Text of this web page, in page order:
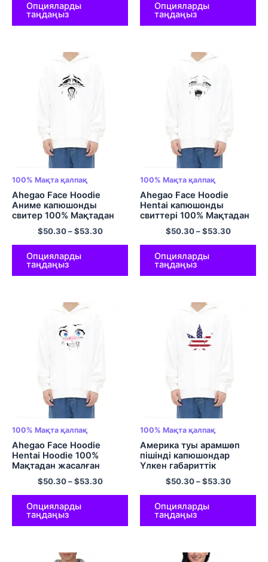
Опцияларды
таңдаңыз
Опцияларды
таңдаңыз
100% Мақта қалпақ
Ahegao Face Hoodie
Аниме капюшонды
свитер 100% Мақтадан
жасалған габаритті
жайлы жайлылық көп
түсті капюстер
$50.30–$53.30
Опцияларды
таңдаңыз
100% Мақта қалпақ
Ahegao Face Hoodie
Hentai капюшонды
свиттері 100% Мақтадан
жасалған ұзын жеңді
пуловер көп түсті
$50.30–$53.30
Опцияларды
таңдаңыз
100% Мақта қалпақ
Ahegao Face Hoodie
Hentai Hoodie 100%
Мақтадан жасалған
габаритті капюшонды көп
түсті жемпір
$50.30–$53.30
Опцияларды
таңдаңыз
100% Мақта қалпақ
Америка туы арамшөп
пішінді капюшондар
Үлкен габариттік
капюшонды свит көйлек
ЕО өлшемді жастықшасы
бар мақта капюшондар
салқын капюшон көп
түсті
$50.30–$53.30
Опцияларды
таңдаңыз